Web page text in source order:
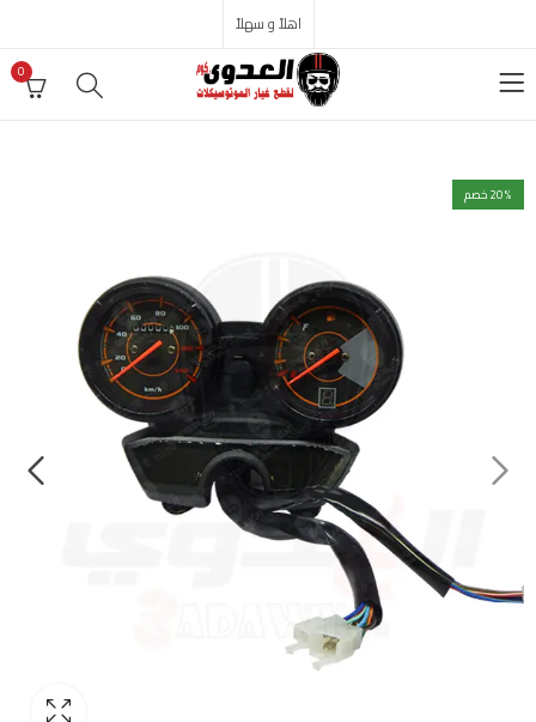
اهلاً و سهلاً
0
20% خصم